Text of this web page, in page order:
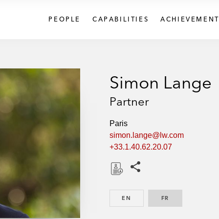
PEOPLE CAPABILITIES
Simon Lange
Partner
Paris
simon.lange@lw.com
+33.1.40.62.20.07
w
EN FR